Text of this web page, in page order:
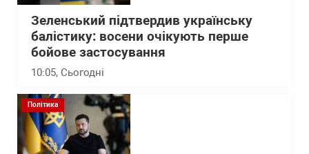
Зеленський підтвердив українську
балістику: восени очікують перше
бойове застосування
10:05, Сьогодні
Політика